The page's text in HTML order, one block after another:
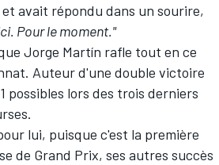
avait répondu dans un sourire,
Pour le moment."
Jorge Martín rafle tout en ce
Auteur d'une double victoire
possibles lors des trois derniers
lui, puisque c'est la première
de Grand Prix, ses autres succès